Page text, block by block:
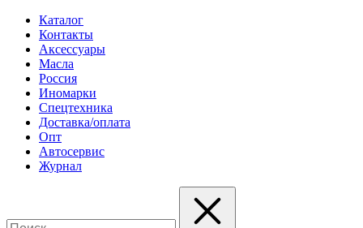
Каталог
Контакты
Аксессуары
Масла
Россия
Иномарки
Спецтехника
Доставка/оплата
Опт
Автосервис
Журнал